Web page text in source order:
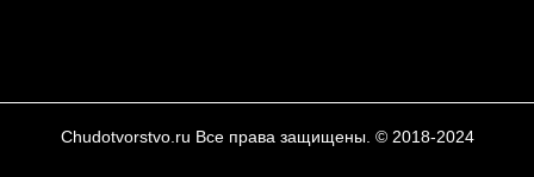
Chudotvorstvo.ru Все права защищены. © 2018-2024